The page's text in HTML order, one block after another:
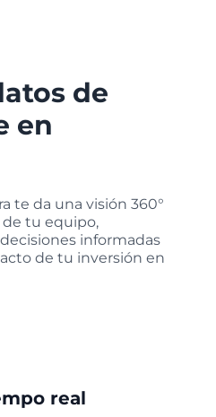
de
en
te da una visión 360°
tu equipo,
informadas
de tu inversión en
real